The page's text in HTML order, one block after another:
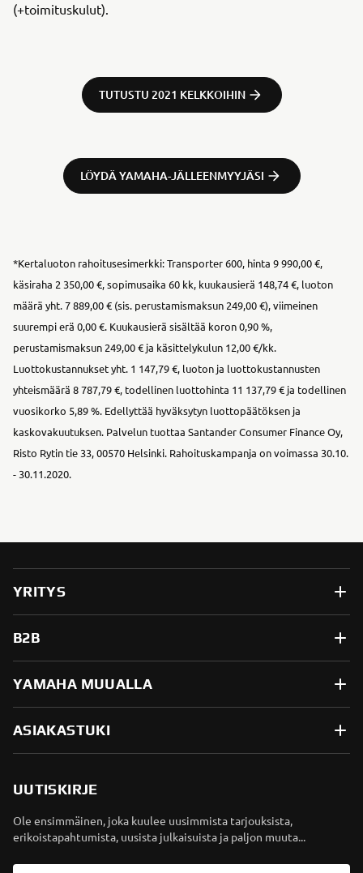
(+toimituskulut).
TUTUSTU 2021 KELKKOIHIN
LÖYDÄ YAMAHA-JÄLLEENMYYJÄSI
*Kertaluoton rahoitusesimerkki: Transporter 600, hinta 9 990,00 €,
käsiraha 2 350,00 €, sopimusaika 60 kk, kuukausierä 148,74 €, luoton
määrä yht. 7 889,00 € (sis. perustamismaksun 249,00 €), viimeinen
suurempi erä 0,00 €. Kuukausierä sisältää koron 0,90 %,
perustamismaksun 249,00 € ja käsittelykulun 12,00 €/kk.
Luottokustannukset yht. 1 147,79 €, luoton ja luottokustannusten
yhteismäärä 8 787,79 €, todellinen luottohinta 11 137,79 € ja todellinen
vuosikorko 5,89 %. Edellyttää hyväksytyn luottopäätöksen ja
kaskovakuutuksen. Palvelun tuottaa Santander Consumer Finance Oy,
Risto Rytin tie 33, 00570 Helsinki. Rahoituskampanja on voimassa 30.10.
- 30.11.2020.
YRITYS
B2B
YAMAHA MUUALLA
ASIAKASTUKI
UUTISKIRJE
Ole ensimmäinen, joka kuulee uusimmista tarjouksista,
erikoistapahtumista, uusista julkaisuista ja paljon muuta...